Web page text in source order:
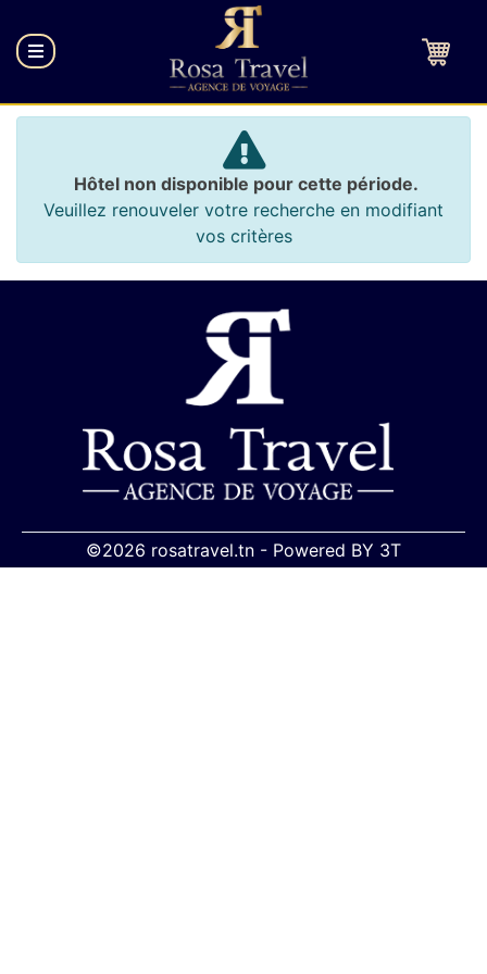
Hôtel non disponible pour cette période.
Veuillez renouveler votre recherche en modifiant
vos critères
©2026 rosatravel.tn - Powered BY 3T